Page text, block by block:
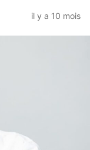
il y a 10 mois